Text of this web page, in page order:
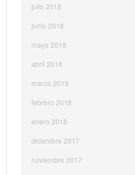
julio 2018
junio 2018
mayo 2018
abril 2018
marzo 2018
febrero 2018
enero 2018
diciembre 2017
noviembre 2017